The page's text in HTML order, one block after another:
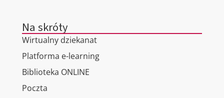
Na skróty
Wirtualny dziekanat
Platforma e-learning
Biblioteka ONLINE
Poczta